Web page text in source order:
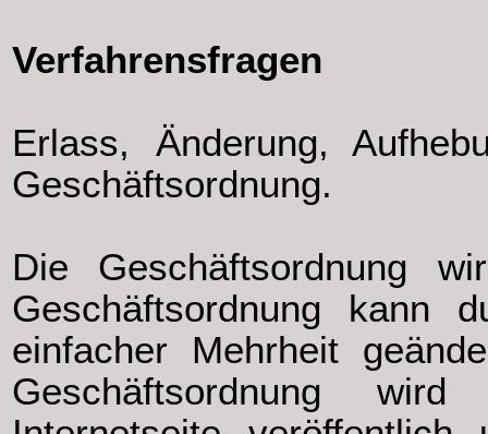
Verfahrensfragen
Erlass, Änderung,
Geschäftsordnung.
Die Geschäftsordnung
Geschäftsordnung kann
einfacher Mehrheit
Geschäftsordnung